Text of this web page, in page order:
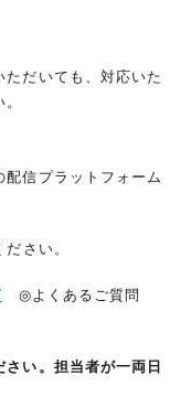
だいても、対応いた
信プラットフォーム
さい。
◎よくあるご質問
さい。担当者が一両日